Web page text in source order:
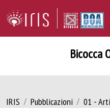
Bicocca
IRIS Pubblicazioni 01 -